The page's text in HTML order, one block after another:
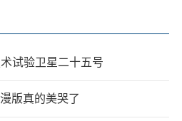
试验卫星二十五号
版真的美哭了